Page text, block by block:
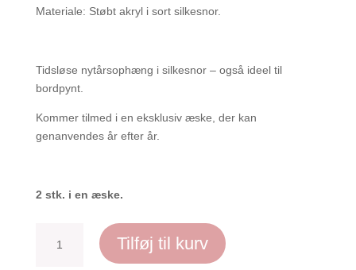
Materiale: Støbt akryl i sort silkesnor.
Tidsløse nytårsophæng i silkesnor – også ideel til
bordpynt.
Kommer tilmed i en eksklusiv æske, der kan
genanvendes år efter år.
2 stk. i en æske.
Nytår,
Tilføj til kurv